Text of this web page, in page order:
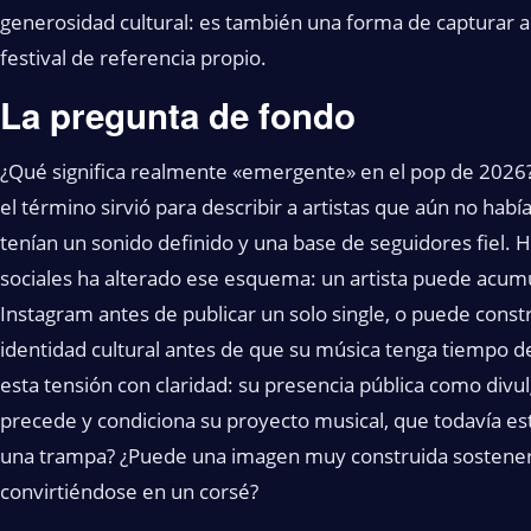
generosidad cultural: es también una forma de capturar
festival de referencia propio.
La pregunta de fondo
¿Qué significa realmente «emergente» en el pop de
el término sirvió para describir a artistas que aún no
tenían un sonido definido y una base de seguidores fiel.
sociales ha alterado ese esquema: un artista puede
Instagram antes de publicar un solo single, o puede
identidad cultural antes de que su música tenga tiempo
esta tensión con claridad: su presencia pública como
precede y condiciona su proyecto musical, que todavía
una trampa? ¿Puede una imagen muy construida
convirtiéndose en un corsé?